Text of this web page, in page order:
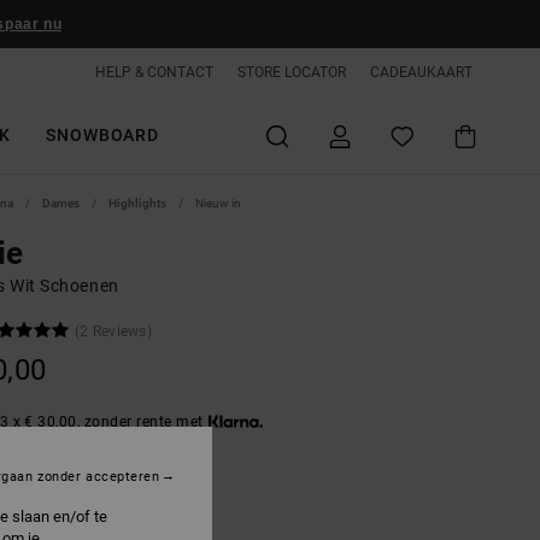
nu
HELP & CONTACT STORE LOCATOR CADEAUKAART
SNOWBOARD
Dames Highlights Nieuw in
Wit Schoenen
(2 Reviews)
x € 30,00, zonder rente met
crazy Pink/paisley
slaan en/of te
zonder accepteren